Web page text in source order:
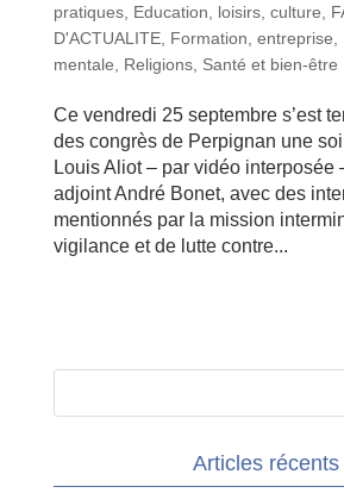
pratiques, Education, loisirs, culture
D'ACTUALITE, Formation, entreprise
mentale
Religions, Santé et bien-être
Ce vendredi 25 septembre s’est
des congrès de Perpignan une
Louis Aliot – par vidéo interposée
adjoint André Bonet, avec des
mentionnés par la mission
vigilance et de lutte contre...
Articles récents